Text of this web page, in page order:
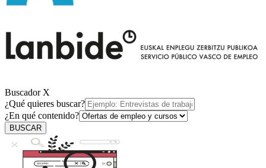
Buscador X
¿Qué quieres buscar?
¿En qué contenido?
BUSCAR